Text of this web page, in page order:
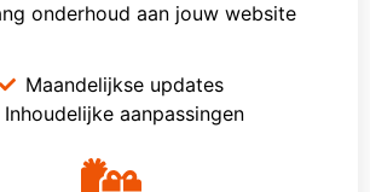
onderhoud aan jouw website
Maandelijkse updates
Inhoudelijke aanpassingen